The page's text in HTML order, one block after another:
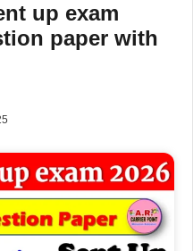
up exam
paper with